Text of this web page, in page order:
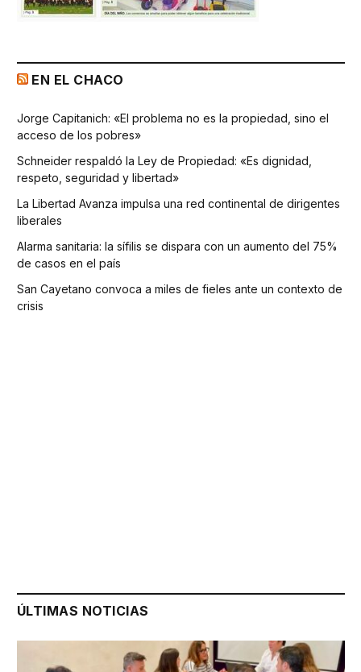
EN EL CHACO
Jorge Capitanich: «El problema no es la propiedad, sino el
acceso de los pobres»
Schneider respaldó la Ley de Propiedad: «Es dignidad,
respeto, seguridad y libertad»
La Libertad Avanza impulsa una red continental de dirigentes
liberales
Alarma sanitaria: la sífilis se dispara con un aumento del 75%
de casos en el país
San Cayetano convoca a miles de fieles ante un contexto de
crisis
ÚLTIMAS NOTICIAS